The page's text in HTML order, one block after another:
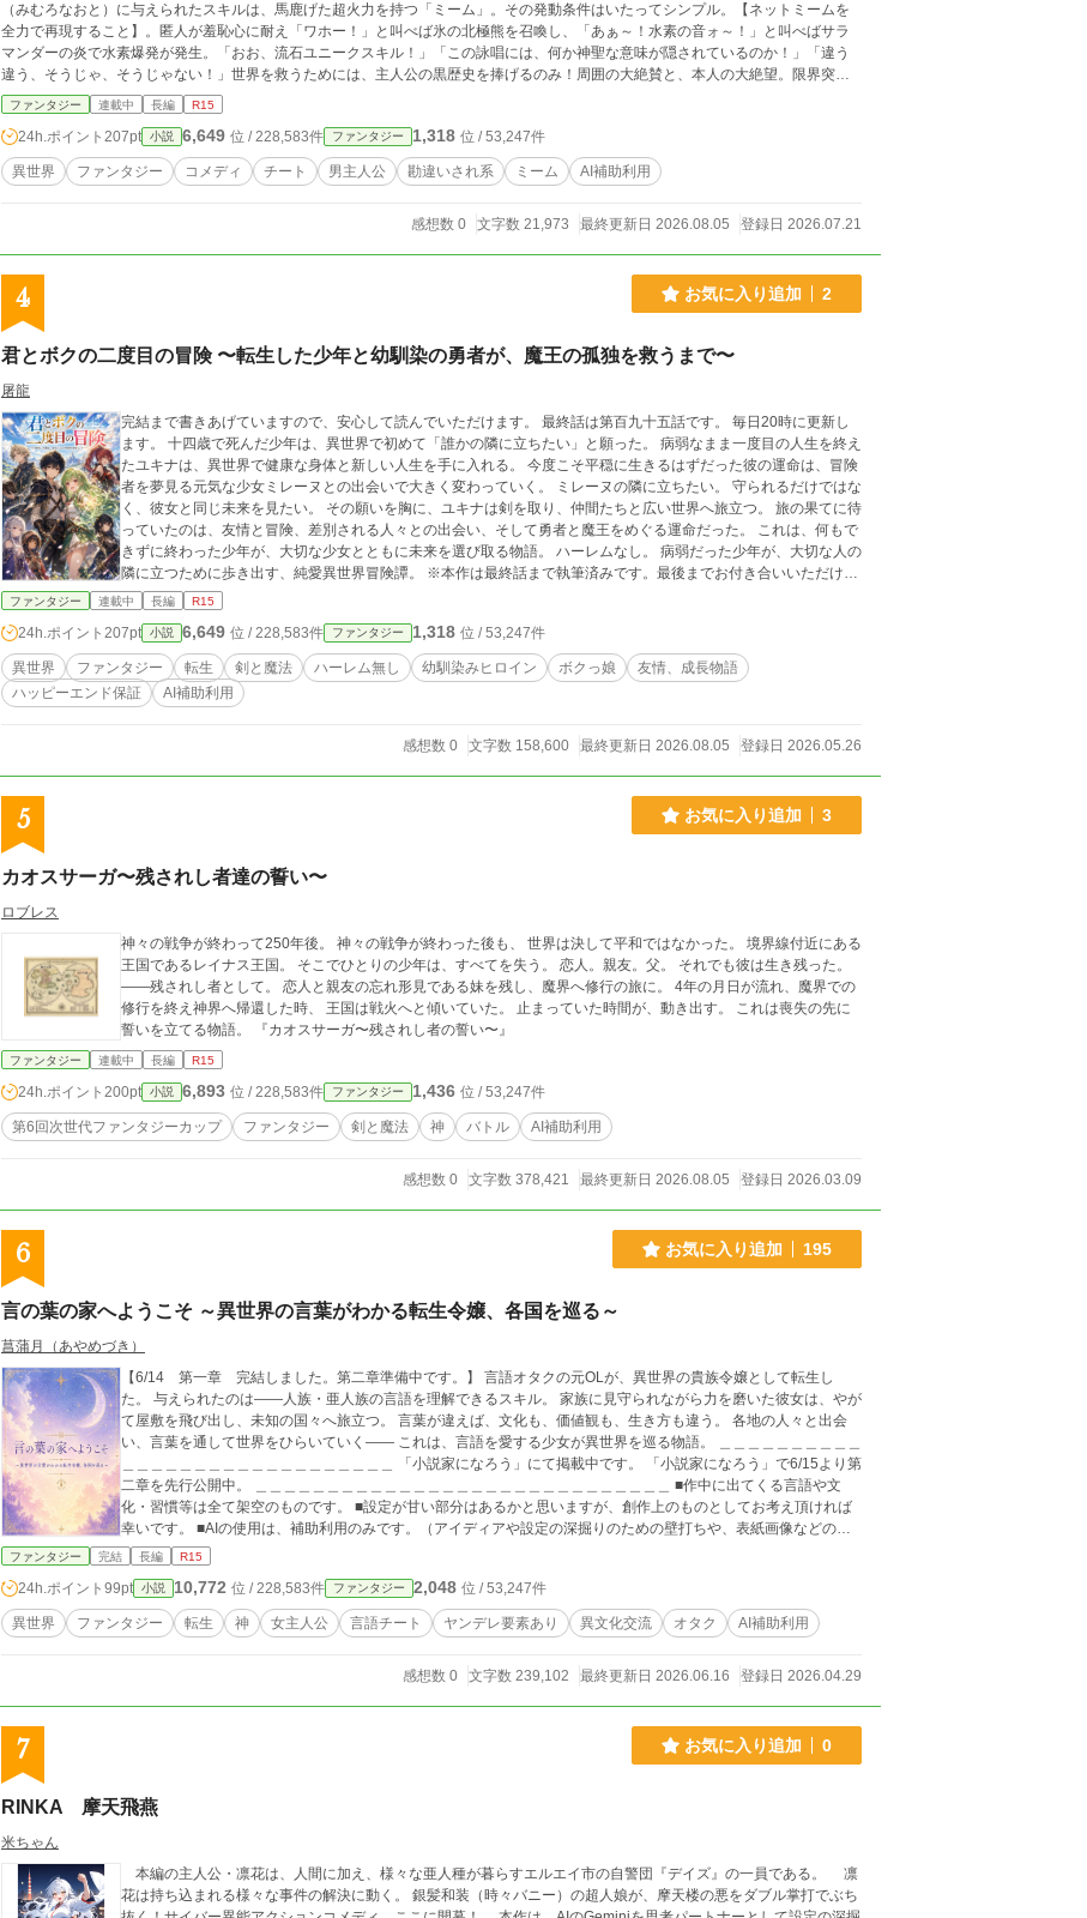
（みむろなおと）に与えられたスキルは、馬鹿げた超火力を持つ「ミーム」。その発動条件はいたってシンプル。【ネットミームを
全力で再現すること】。匿人が羞恥心に耐え「ワホー！」と叫べば氷の北極熊を召喚し、「あぁ～！水素の音ォ～！」と叫べばサラ
マンダーの炎で水素爆発が発生。「おお、流石ユニークスキル！」「この詠唱には、何か神聖な意味が隠されているのか！」「違う
違う、そうじゃ、そうじゃない！」世界を救うためには、主人公の黒歴史を捧げるのみ！周囲の大絶賛と、本人の大絶望。限界突破
の羞恥心に悶える、勘違い異世界ファンタジーコメディ、開幕！ 【作中表現に関する補足】 本作品の演出において、インターネット
上で発祥・流通した特定の表現や、定型セリフ（いわゆるネットスラングやミーム）を一部使用しております。 これらはすべて創作
上の演出であり、実在の人物や団体を誹謗中傷する目的のものではありません。 【外部サイトへの掲載について】 本作品は、著者本
人により小説投稿サイト「小説家になろう」「カクヨム」へも投稿を行なっております。 なお、修正のタイミング等により、作中の
表現や掲載内容に多少の差異が生じる場合がございます。あらかじめご了承ください。
ファンタジー 連載中 長編 R15
24h.ポイント 207pt 小説 6,649 位 / 228,583件 ファンタジー 1,318 位 / 53,247件
異世界 ファンタジー コメディ チート 男主人公 勘違いされ系 ミーム AI補助利用
感想数 0 文字数 21,973 最終更新日 2026.08.05 登録日 2026.07.21
4 お気に入り追加 2
君とボクの二度目の冒険 〜転生した少年と幼馴染の勇者が、魔王の孤独を救うまで〜
屠龍
完結まで書きあげていますので、安心して読んでいただけます。 最終話は第百九十五話です。 毎日20時に更新し
ます。 十四歳で死んだ少年は、異世界で初めて「誰かの隣に立ちたい」と願った。 病弱なまま一度目の人生を終え
たユキナは、異世界で健康な身体と新しい人生を手に入れる。 今度こそ平穏に生きるはずだった彼の運命は、冒険
者を夢見る元気な少女ミレーヌとの出会いで大きく変わっていく。 ミレーヌの隣に立ちたい。 守られるだけではな
く、彼女と同じ未来を見たい。 その願いを胸に、ユキナは剣を取り、仲間たちと広い世界へ旅立つ。 旅の果てに待
っていたのは、友情と冒険、差別される人々との出会い、そして勇者と魔王をめぐる運命だった。 これは、何もで
きずに終わった少年が、大切な少女とともに未来を選び取る物語。 ハーレムなし。 病弱だった少年が、大切な人の
隣に立つために歩き出す、純愛異世界冒険譚。 ※本作は最終話まで執筆済みです。最後までお付き合いいただけれ
ば幸いです。 ※本作では、構成相談、文章表現の調整、誤字脱字確認、本文の一部改稿補助に生成AIを使用してい
大部分を生成AIに作成させた作品ではありません。 なお、本作は通常投稿作品であり、AI利用状況を踏まえ、コン
テスト参加・出版申請は予定していません。
ファンタジー 連載中 長編 R15
24h.ポイント 207pt 小説 6,649 位 / 228,583件 ファンタジー 1,318 位 / 53,247件
異世界 ファンタジー 転生 剣と魔法 ハーレム無し 幼馴染みヒロイン ボクっ娘
友情、成長物語
ハッピーエンド保証
AI補助利用
感想数 0 文字数 158,600 最終更新日 2026.08.05 登録日 2026.05.26
5 お気に入り追加 3
カオスサーガ〜残されし者達の誓い〜
ロブレス
神々の戦争が終わって250年後。 神々の戦争が終わった後も、 世界は決して平和ではなかった。 境界線付近にある
王国であるレイナス王国。 そこでひとりの少年は、すべてを失う。 恋人。親友。父。 それでも彼は生き残った。
――残されし者として。 恋人と親友の忘れ形見である妹を残し、魔界へ修行の旅に。 4年の月日が流れ、魔界での
修行を終え神界へ帰還した時、 王国は戦火へと傾いていた。 止まっていた時間が、動き出す。 これは喪失の先に
誓いを立てる物語。 『カオスサーガ〜残されし者の誓い〜』
ファンタジー 連載中 長編 R15
24h.ポイント 200pt 小説 6,893 位 / 228,583件 ファンタジー 1,436 位 / 53,247件
第6回次世代ファンタジーカップ ファンタジー 剣と魔法 神 バトル AI補助利用
感想数 0 文字数 378,421 最終更新日 2026.08.05 登録日 2026.03.09
6 お気に入り追加 195
言の葉の家へようこそ ～異世界の言葉がわかる転生令嬢、各国を巡る～
菖蒲月（あやめづき）
【6/14 第一章 完結しました。第二章準備中です。】 言語オタクの元OLが、異世界の貴族令嬢として転生し
た。 与えられたのは――人族・亜人族の言語を理解できるスキル。 家族に見守られながら力を磨いた彼女は、やが
て屋敷を飛び出し、未知の国々へ旅立つ。 言葉が違えば、文化も、価値観も、生き方も違う。 各地の人々と出会
い、言葉を通して世界をひらいていく―― これは、言語を愛する少女が異世界を巡る物語。 ＿＿＿＿＿＿＿＿＿＿
二章を先行公開中。 ＿＿＿＿＿＿＿＿＿＿＿＿＿＿＿＿＿＿＿＿＿＿＿＿＿＿＿＿＿ ■作中に出てくる言語や文
化・習慣等は全て架空のものです。 ■設定が甘い部分はあるかと思いますが、創作上のものとしてお考え頂ければ
幸いです。 ■AIの使用は、補助利用のみです。（アイディアや設定の深掘りのための壁打ちや、表紙画像などの生
成にて使用。）
ファンタジー 完結 長編 R15
24h.ポイント 99pt 小説 10,772 位 / 228,583件 ファンタジー 2,048 位 / 53,247件
異世界 ファンタジー 転生 神 女主人公 言語チート ヤンデレ要素あり 異文化交流 オタク AI補助利用
感想数 0 文字数 239,102 最終更新日 2026.06.16 登録日 2026.04.29
7 お気に入り追加 0
RINKA 摩天飛燕
米ちゃん
本編の主人公・凛花は、人間に加え、様々な亜人種が暮らすエルエイ市の自警団『デイズ』の一員である。 凛
花は持ち込まれる様々な事件の解決に動く。 銀髪和装（時々バニー）の超人娘が、摩天楼の悪をダブル掌打でぶち